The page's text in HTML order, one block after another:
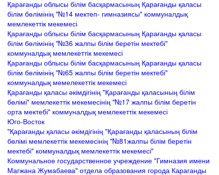
Қарағанды облысы білім басқармасының Қарағанды қаласы
білім бөлімінің "№14 мектеп- гимназиясы" коммуналдық
мемлекеттік мекемесі
Қарағанды облысы білім басқармасының Қарағанды қаласы
білім бөлімінің "№36 жалпы білім беретін мектебі"
коммуналдық мемлекеттік мекемесі
Қарағанды облысы білім басқармасының Қарағанды қаласы
білім бөлімінің "№65 жалпы білім беретін мектебі"
коммуналдық мемелекеттік мекемесі
Қарағанды қаласы әкімдігінің "Қарағанды қаласының білім
бөлімі" мемлекеттік мекемесінің "№17 жалпы білім беретін
орта мектебі" коммуналдық мемлекеттік мекемесі
Юго-Восток
"Қарағанды қаласы әкімдігінің "Қарағанды қаласының білім
бөлімі мемлекеттік мекемесінің "№81жалпы білім беретін
мектебі" коммуналдық мемлекеттік мекемесі"
Коммунальное государственное учреждение "Гимназия имени
Магжана Жумабаева" отдела образования города Караганды